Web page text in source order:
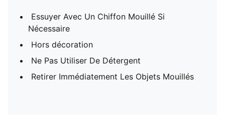
Essuyer Avec Un Chiffon Mouillé Si
Nécessaire
Hors décoration
Ne Pas Utiliser De Détergent
Retirer Immédiatement Les Objets Mouillés